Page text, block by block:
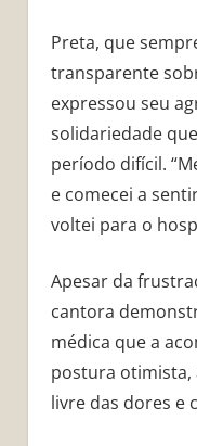
Preta, que
transparente
expressou seu
solidariedade
período difícil.
e comecei a
voltei para o
Apesar da
cantora
médica que a
postura otimista,
livre das dores e